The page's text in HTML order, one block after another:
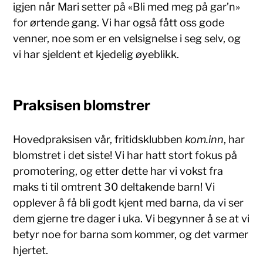
igjen når Mari setter på «Bli med meg på gar’n»
for ørtende gang. Vi har også fått oss gode
venner, noe som er en velsignelse i seg selv, og
vi har sjeldent et kjedelig øyeblikk.
Praksisen blomstrer
Hovedpraksisen vår, fritidsklubbenkom.inn, har
blomstret i det siste! Vi har hatt stort fokus på
promotering, og etter dette har vi vokst fra
maks ti til omtrent 30 deltakende barn! Vi
opplever å få bli godt kjent med barna, da vi ser
dem gjerne tre dager i uka. Vi begynner å se at vi
betyr noe for barna som kommer, og det varmer
hjertet.